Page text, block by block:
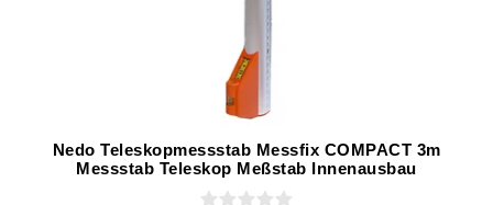
Nedo Teleskopmessstab Messfix COMPACT 3m
Messstab Teleskop Meßstab Innenausbau